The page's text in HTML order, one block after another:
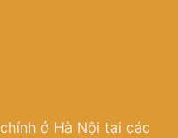
ở Hà Nội tại các